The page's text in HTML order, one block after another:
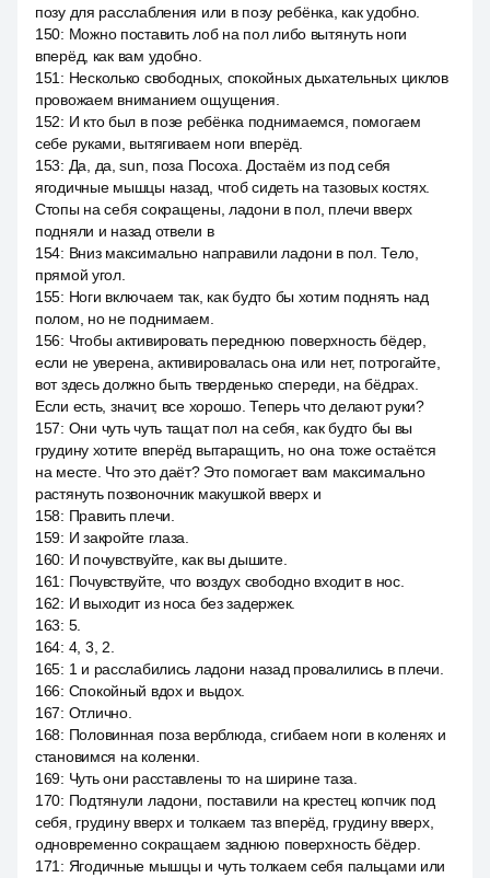
позу для расслабления или в позу ребёнка, как удобно.
150: Можно поставить лоб на пол либо вытянуть ноги
вперёд, как вам удобно.
151 : Несколько свободных, спокойных дыхательных циклов
провожаем вниманием ощущения.
152: И кто был в позе ребёнка поднимаемся, помогаем
себе руками, вытягиваем ноги вперёд.
153: Да, да, sun, поза Посоха. Достаём из под себя
ягодичные мышцы назад, чтоб сидеть на тазовых костях.
Стопы на себя сокращены, ладони в пол, плечи вверх
подняли и назад отвели в
154: Вниз максимально направили ладони в пол. Тело,
прямой угол.
155: Ноги включаем так, как будто бы хотим поднять над
полом, но не поднимаем.
156: Чтобы активировать переднюю поверхность бёдер,
если не уверена, активировалась она или нет, потрогайте,
вот здесь должно быть тверденько спереди, на бёдрах.
Если есть, значит, все хорошо. Теперь что делают руки?
157: Они чуть чуть тащат пол на себя, как будто бы вы
грудину хотите вперёд вытаращить, но она тоже остаётся
на месте. Что это даёт? Это помогает вам максимально
растянуть позвоночник макушкой вверх и
158: Править плечи.
159: И закройте глаза.
160: И почувствуйте, как вы дышите.
161 : Почувствуйте, что воздух свободно входит в нос.
162: И выходит из носа без задержек.
163: 5.
164: 4, 3, 2.
165: 1 и расслабились ладони назад провалились в плечи.
166: Спокойный вдох и выдох.
167: Отлично.
168: Половинная поза верблюда, сгибаем ноги в коленях и
становимся на коленки.
169: Чуть они расставлены то на ширине таза.
170: Подтянули ладони, поставили на крестец копчик под
себя, грудину вверх и толкаем таз вперёд, грудину вверх,
одновременно сокращаем заднюю поверхность бёдер.
171 : Ягодичные мышцы и чуть толкаем себя пальцами или